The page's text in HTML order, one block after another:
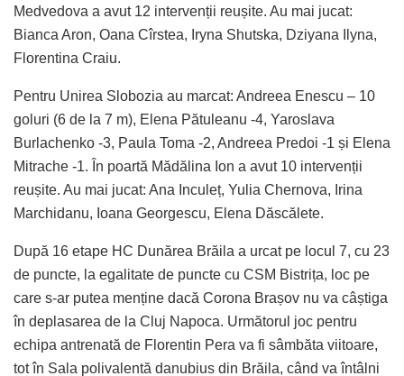
Medvedova a avut 12 intervenții reușite. Au mai jucat:
Bianca Aron, Oana Cîrstea, Iryna Shutska, Dziyana Ilyna,
Florentina Craiu.
Pentru Unirea Slobozia au marcat: Andreea Enescu – 10
goluri (6 de la 7 m), Elena Pătuleanu -4, Yaroslava
Burlachenko -3, Paula Toma -2, Andreea Predoi -1 și Elena
Mitrache -1. În poartă Mădălina Ion a avut 10 intervenții
reușite. Au mai jucat: Ana Inculeț, Yulia Chernova, Irina
Marchidanu, Ioana Georgescu, Elena Dăscălete.
După 16 etape HC Dunărea Brăila a urcat pe locul 7, cu 23
de puncte, la egalitate de puncte cu CSM Bistrița, loc pe
care s-ar putea menține dacă Corona Brașov nu va câștiga
în deplasarea de la Cluj Napoca. Următorul joc pentru
echipa antrenată de Florentin Pera va fi sâmbăta viitoare,
tot în Sala polivalentă danubius din Brăila, când va întâlni